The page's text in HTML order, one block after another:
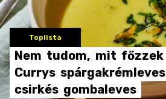
Toplista
Nem tudom, mit főzzek
Currys spárgakrémleves
csirkés gombaleves